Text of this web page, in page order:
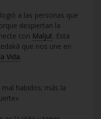
a las personas que
despiertan la
con Maljut. Esta
que nos une en
Vida.
habidos; más la